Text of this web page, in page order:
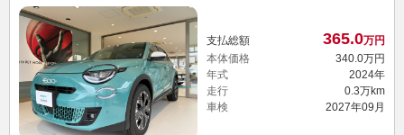
支払総額 365.0万円
本体価格
340.0万円
年式
2024年
走行
0.3万km
車検
2027年09月